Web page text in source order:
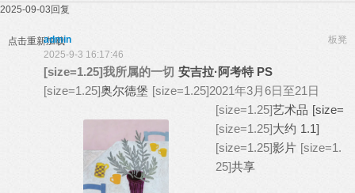
2025-09-03 回复
点击重新加载 板凳
admin
2025-9-3 16:17:46
安吉拉·阿考特 PS
[size=1.25]我所属的一切
[size=1.25]2021年3月6日至21日
[size=1.25]奥尔德堡
[size=1.25]艺术品
[size=1.25]大约
[size=1.25]影片
[size=
1.1]
[size=1.
25]共享